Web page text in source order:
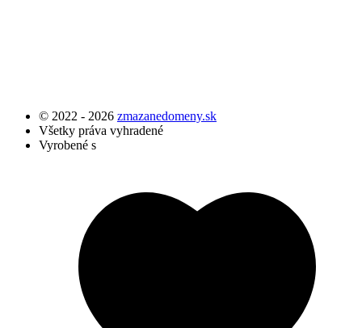
© 2022 - 2026 zmazanedomeny.sk
Všetky práva vyhradené
Vyrobené s